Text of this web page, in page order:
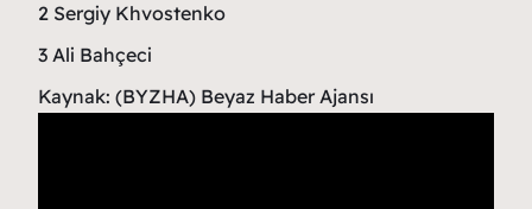
2 Sergiy Khvostenko
3 Ali Bahçeci
Kaynak: (BYZHA) Beyaz Haber Ajansı